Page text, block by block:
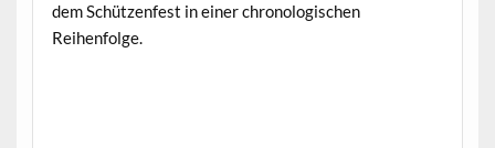
dem Schützenfest in einer chronologischen
Reihenfolge.